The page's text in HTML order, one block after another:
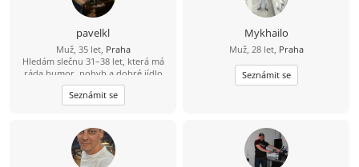
pavelkl
Muž, 35 let, Praha
Hledám slečnu 31–38 let, která má
ráda humor, pohyb a dobré jídlo
(ideálně i umí vařit ????). Mě baví
lyžování, bowling a dlouhé jízdy na
kole – 80 km beru jako výzvu, ne
bude fajn nejen na výletě, ale i doma
u večeře.
Seznámit se
Mykhailo
Muž, 28 let, Praha
Seznámit se